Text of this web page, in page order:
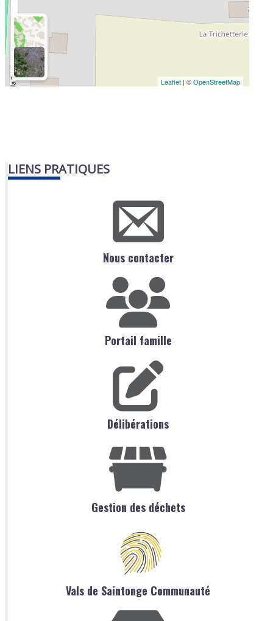
Leaflet| ©OpenStreetMap
LIENS PRATIQUES
Nous contacter
Portail famille
Délibérations
Gestion des déchets
Vals de Saintonge Communauté